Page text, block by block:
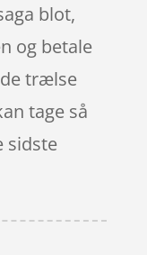
blot,
og betale
trælse
tage så
sidste